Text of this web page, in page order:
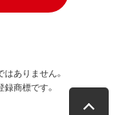
ありません。
商標です。